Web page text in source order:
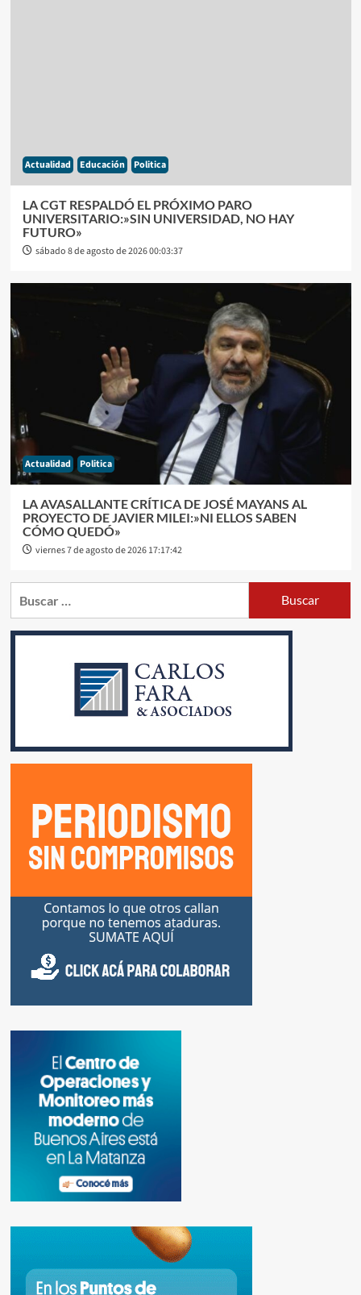
Actualidad Educación Politica
LA CGT RESPALDÓ EL PRÓXIMO PARO
UNIVERSITARIO:»SIN UNIVERSIDAD, NO HAY
FUTURO»
sábado 8 de agosto de 2026 00:03:37
Actualidad Politica
LA AVASALLANTE CRÍTICA DE JOSÉ MAYANS AL
PROYECTO DE JAVIER MILEI:»NI ELLOS SABEN
CÓMO QUEDÓ»
viernes 7 de agosto de 2026 17:17:42